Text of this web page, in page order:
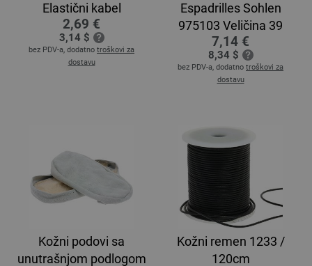
Elastični kabel
2,69 €
3,14 $
bez PDV-a, dodatno troškovi za
dostavu
Espadrilles Sohlen
975103 Veličina 39
7,14 €
8,34 $
bez PDV-a, dodatno troškovi za
dostavu
Kožni podovi sa
unutrašnjom podlogom
Kožni remen 1233 /
120cm